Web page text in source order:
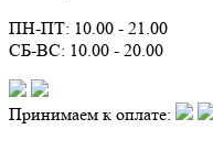
ПН-ПТ: 10.00 - 21.00
СБ-ВС: 10.00 - 20.00
Принимаем к оплате: